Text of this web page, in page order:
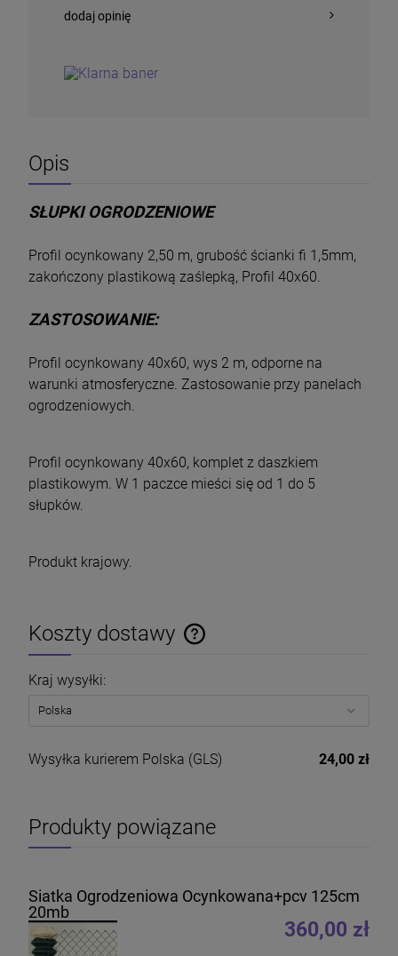
0,65mm 25mb
320,00 zł
DO KOSZYKA
dodaj opinię
Opis
SŁUPKI OGRODZENIOWE
Profil ocynkowany 2,50 m, grubość ścianki fi 1,5mm,
zakończony plastikową zaślepką, Profil 40x60.
ZASTOSOWANIE:
Profil ocynkowany 40x60, wys 2 m, odporne na
warunki atmosferyczne. Zastosowanie przy panelach
ogrodzeniowych.
Profil ocynkowany 40x60, komplet z daszkiem
plastikowym. W 1 paczce mieści się od 1 do 5
słupków.
Produkt krajowy.
Koszty dostawy
Cena nie zawiera ewentualnych kosztów płatności
Kraj wysyłki:
Wysyłka kurierem Polska (GLS) 24,00 zł
Produkty powiązane
Siatka Ogrodzeniowa Ocynkowana+pcv 125cm
20mb
360,00 zł